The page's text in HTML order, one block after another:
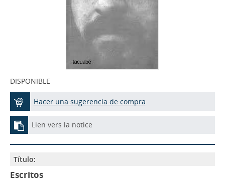
DISPONIBLE
Hacer una sugerencia de compra
Lien vers la notice
Título:
Escritos